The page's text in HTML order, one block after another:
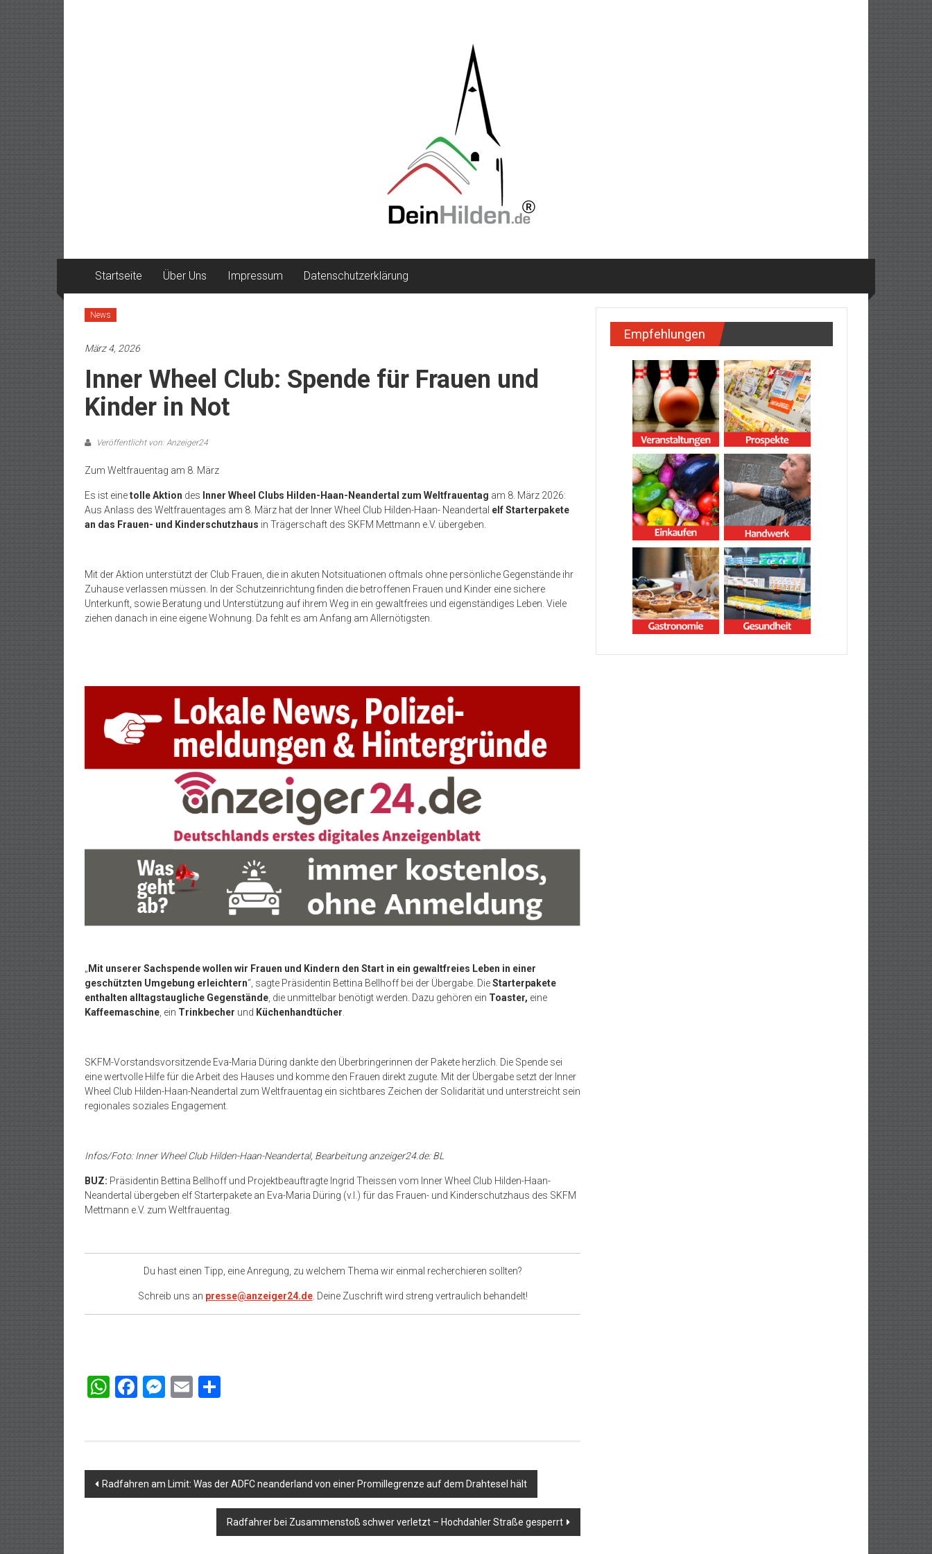
Startseite Über Uns Impressum Datenschutzerklärung
News
März 4, 2026
Inner Wheel Club: Spende für Frauen und
Kinder in Not
Veröffentlicht von: Anzeiger24
Zum Weltfrauentag am 8. März
Es ist einetolleAktion des Inner Wheel Clubs Hilden-Haan-Neandertal zum Weltfrauentag am 8. März 2026:
Aus Anlass des Weltfrauentages am 8. März hat der Inner Wheel Club Hilden-Haan- Neandertal elf Starterpakete
an das Frauen- und Kinderschutzhaus in Trägerschaft des SKFM Mettmann e.V. übergeben.
Mit der Aktion unterstützt der Club Frauen, die in akuten Notsituationen oftmals ohne persönliche Gegenstände ihr
Zuhause verlassen müssen. In der Schutzeinrichtung finden die betroffenen Frauen und Kinder eine sichere
Unterkunft, sowie Beratung und Unterstützung auf ihrem Weg in ein gewaltfreies und eigenständiges Leben. Viele
ziehen danach in eine eigene Wohnung. Da fehlt es am Anfang am Allernötigsten.
„Mit unserer Sachspende wollen wir Frauen und Kindern den Start in ein gewaltfreies Leben in einer
geschützten Umgebung erleichtern“, sagte Präsidentin Bettina Bellhoff bei der Übergabe. DieStarterpakete
enthalten alltagstaugliche Gegenstände , die unmittelbar benötigt werden. Dazu gehören ein Toaster, eine
Kaffeemaschine , ein Trinkbecher und Küchenhandtücher
SKFM-Vorstandsvorsitzende Eva-Maria Düring dankte den Überbringerinnen der Pakete herzlich. Die Spende sei
eine wertvolle Hilfe für die Arbeit des Hauses und komme den Frauen direkt zugute. Mit der Übergabe setzt der Inner
Wheel Club Hilden-Haan-Neandertal zum Weltfrauentag ein sichtbares Zeichen der Solidarität und unterstreicht sein
regionales soziales Engagement.
Infos/Foto: Inner Wheel Club Hilden-Haan-Neandertal, Bearbeitung anzeiger24.de: BL
BUZ: Präsidentin Bettina Bellhoff und Projektbeauftragte Ingrid Theissen vom Inner Wheel Club Hilden-Haan-
Neandertal übergeben elf Starterpakete an Eva-Maria Düring (v.l.) für das Frauen- und Kinderschutzhaus des SKFM
Mettmann e.V. zum Weltfrauentag.
Du hast einen Tipp, eine Anregung, zu welchem Thema wir einmal recherchieren sollten?
Schreib uns an presse@anzeiger24.de. Deine Zuschrift wird streng vertraulich behandelt!
WhatsApp
Facebook
Messenger
Email
Beitragsnavigation
Radfahren am Limit: Was der ADFC neanderland von einer Promillegrenze auf dem Drahtesel hält
Radfahrer bei Zusammenstoß schwer verletzt – Hochdahler Straße gesperrt
Empfehlungen